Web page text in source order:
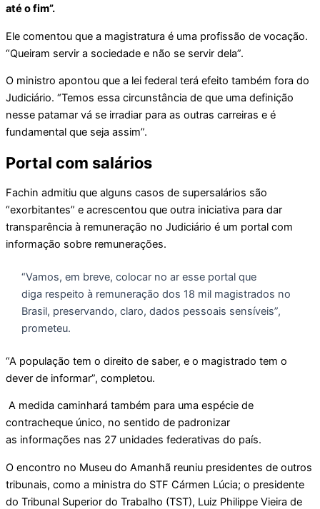
até o fim”.
Ele comentou que a magistratura é uma profissão de vocação.
“Queiram servir a sociedade e não se servir dela”.
O ministro apontou que a lei federal terá efeito também fora do
Judiciário. “Temos essa circunstância de que uma definição
nesse patamar vá se irradiar para as outras carreiras e é
fundamental que seja assim”.
Portal com salários
Fachin admitiu que alguns casos de supersalários são
“exorbitantes” e acrescentou que outra iniciativa para dar
transparência à remuneração no Judiciário é um portal com
informação sobre remunerações.
“Vamos, em breve, colocar no ar esse portal que
diga respeito à remuneração dos 18 mil magistrados no
Brasil, preservando, claro, dados pessoais sensíveis”,
prometeu.
“A população tem o direito de saber, e o magistrado tem o
dever de informar”, completou.
A medida caminhará também para uma espécie de
contracheque único, no sentido de padronizar
as informações nas 27 unidades federativas do país.
O encontro no Museu do Amanhã reuniu presidentes de outros
tribunais, como a ministra do STF Cármen Lúcia; o presidente
do Tribunal Superior do Trabalho (TST), Luiz Philippe Vieira de